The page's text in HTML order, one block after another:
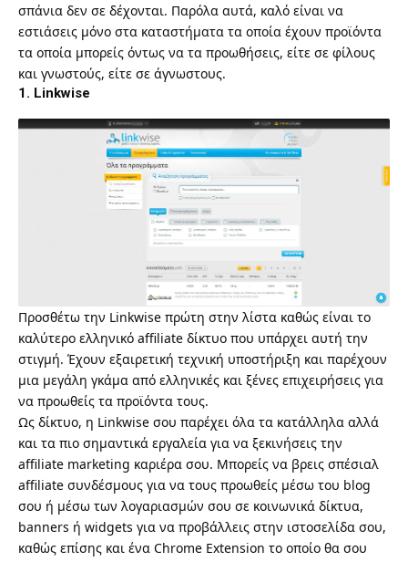
σπάνια δεν σε δέχονται. Παρόλα αυτά, καλό είναι να
εστιάσεις μόνο στα καταστήματα τα οποία έχουν προϊόντα
τα οποία μπορείς όντως να τα προωθήσεις, είτε σε φίλους
και γνωστούς, είτε σε άγνωστους.
1. Linkwise
Προσθέτω την Linkwise πρώτη στην λίστα καθώς είναι το
καλύτερο ελληνικό affiliate δίκτυο που υπάρχει αυτή την
στιγμή. Έχουν εξαιρετική τεχνική υποστήριξη και παρέχουν
μια μεγάλη γκάμα από ελληνικές και ξένες επιχειρήσεις για
να προωθείς τα προϊόντα τους.
Ως δίκτυο, η Linkwise σου παρέχει όλα τα κατάλληλα αλλά
και τα πιο σημαντικά εργαλεία για να ξεκινήσεις την
affiliate marketing καριέρα σου. Μπορείς να βρεις σπέσιαλ
affiliate συνδέσμους για να τους προωθείς μέσω του blog
σου ή μέσω των λογαριασμών σου σε κοινωνικά δίκτυα,
banners ή widgets για να προβάλλεις στην ιστοσελίδα σου,
καθώς επίσης και ένα Chrome Extension το οποίο θα σου